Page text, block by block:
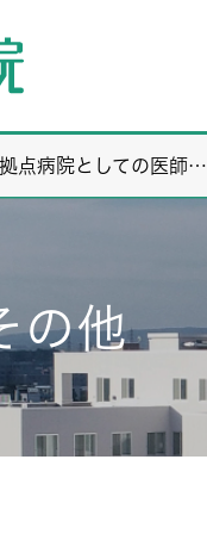
点病院としての医師…
の他